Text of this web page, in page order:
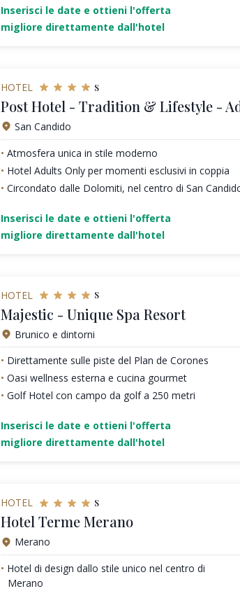
Inserisci le date e ottieni l'offerta
migliore direttamente dall'hotel
HOTEL s
Post Hotel - Tradition & Lifestyle -
San Candido
Atmosfera unica in stile moderno
Hotel Adults Only per momenti esclusivi in coppia
Circondato dalle Dolomiti, nel centro di San
Inserisci le date e ottieni l'offerta
migliore direttamente dall'hotel
HOTEL s
Majestic - Unique Spa Resort
Brunico e dintorni
Direttamente sulle piste del Plan de Corones
Oasi wellness esterna e cucina gourmet
Golf Hotel con campo da golf a 250 metri
Inserisci le date e ottieni l'offerta
migliore direttamente dall'hotel
HOTEL s
Hotel Terme Merano
Merano
Hotel di design dallo stile unico nel centro di
Merano